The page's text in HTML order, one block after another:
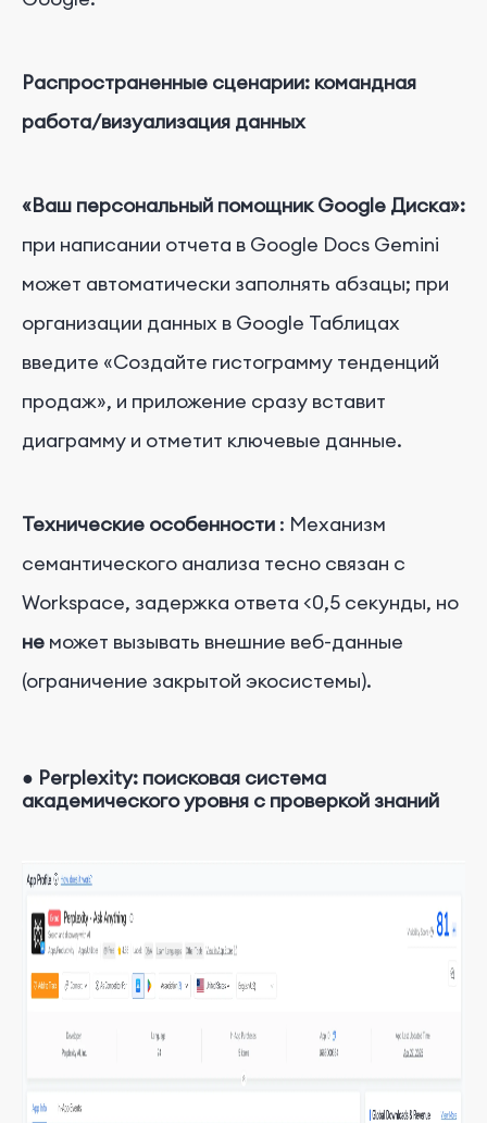
Распространенные сценарии: командная
работа/визуализация данных
«Ваш персональный помощник Google Диска»:
при написании отчета в Google Docs Gemini
может автоматически заполнять абзацы; при
организации данных в Google Таблицах
введите «Создайте гистограмму тенденций
продаж», и приложение сразу вставит
диаграмму и отметит ключевые данные.
Технические особенности : Механизм
семантического анализа тесно связан с
Workspace, задержка ответа <0,5 секунды, но
не может вызывать внешние веб-данные
(ограничение закрытой экосистемы).
● Perplexity: поисковая система
академического уровня с проверкой знаний